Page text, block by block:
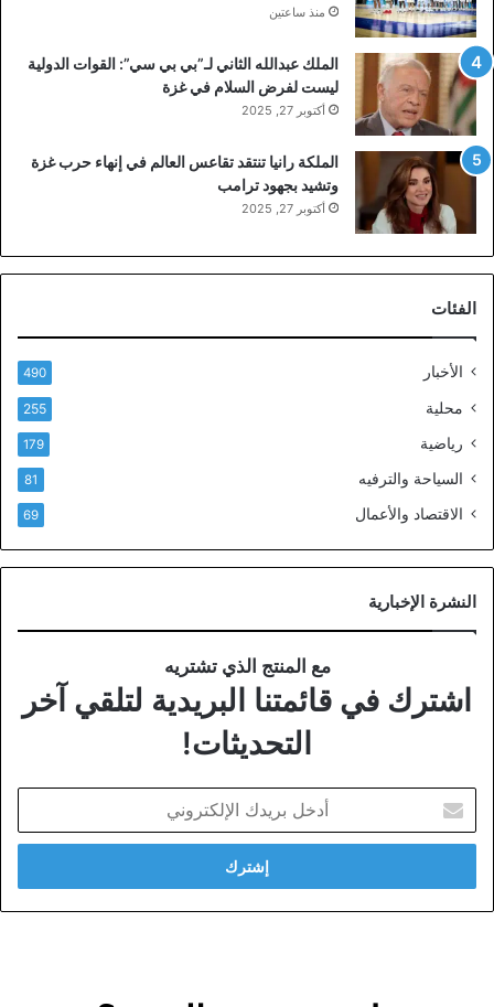
منذ ساعتين
الملك عبدالله الثاني لـ”بي بي سي”: القوات الدولية
ليست لفرض السلام في غزة
أكتوبر 27, 2025
الملكة رانيا تنتقد تقاعس العالم في إنهاء حرب غزة
وتشيد بجهود ترامب
أكتوبر 27, 2025
الفئات
الأخبار 490
محلية 255
رياضية 179
السياحة والترفيه 81
الاقتصاد والأعمال 69
النشرة الإخبارية
مع المنتج الذي تشتريه
اشترك في قائمتنا البريدية لتلقي آخر
التحديثات!
بريدك
الإلكتروني